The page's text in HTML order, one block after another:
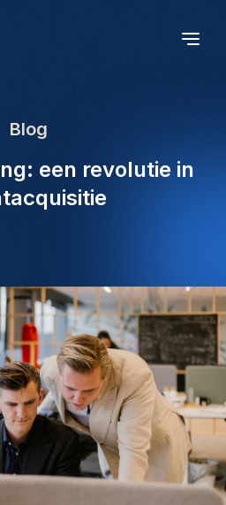
Blog
een revolutie in